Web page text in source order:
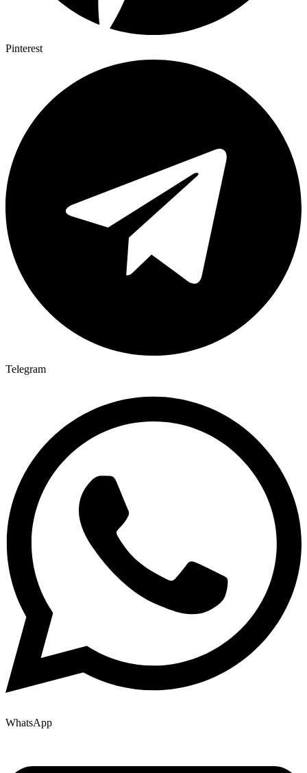
Pinterest
Telegram
WhatsApp